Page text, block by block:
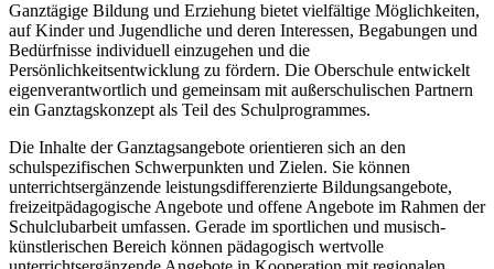
Ganztägige Bildung und Erziehung bietet vielfältige Möglichkeiten,
auf Kinder und Jugendliche und deren Interessen, Begabungen und
Bedürfnisse individuell einzugehen und die
Persönlichkeitsentwicklung zu fördern. Die Oberschule entwickelt
eigenverantwortlich und gemeinsam mit außerschulischen Partnern
ein Ganztagskonzept als Teil des Schulprogrammes.
Die Inhalte der Ganztagsangebote orientieren sich an den
schulspezifischen Schwerpunkten und Zielen. Sie können
unterrichtsergänzende leistungsdifferenzierte Bildungsangebote,
freizeitpädagogische Angebote und offene Angebote im Rahmen der
Schulclubarbeit umfassen. Gerade im sportlichen und musisch-
künstlerischen Bereich können pädagogisch wertvolle